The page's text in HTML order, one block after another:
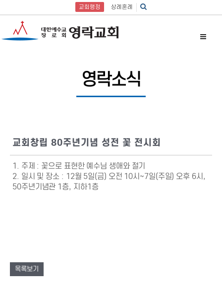
교회행정 상례혼례
영락소식
교회창립 80주년기념 성전 꽃 전시회
1. 주제 : 꽃으로 표현한 예수님 생애와 절기
2. 일시 및 장소 : 12월 5일(금) 오전 10시~7일(주일) 오후 6시,
50주년기념관 1층, 지하1층
목록보기